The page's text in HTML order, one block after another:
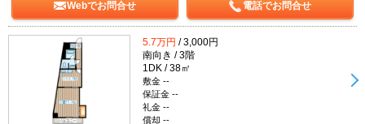
Webでお問合せ 電話でお問合せ
5.7万円 / 3,000円
南向き / 3階
1DK / 38㎡
敷金 --
保証金 --
礼金 --
償却 --